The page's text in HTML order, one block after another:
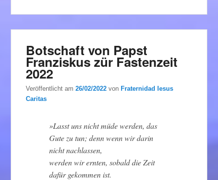
Botschaft von Papst
Franziskus zür Fastenzeit
2022
Veröffentlicht am26/02/2022 von Fraternidad Iesus
Caritas
»Lasst uns nicht müde werden, das
Gute zu tun; denn wenn wir darin
nicht nachlassen,
werden wir ernten, sobald die Zeit
dafür gekommen ist.